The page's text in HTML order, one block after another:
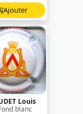
Ajouter
Louis
blanc